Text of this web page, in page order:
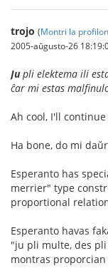
trojo (Montri la profilon
2005-aŭgusto-26
Jupli elektema ili
ĉar mi estas
Ah cool, I'll
Ha bone, do mi
Esperanto has
merrier" type
proportional
Esperanto havas
"ju pli multe, des
montras